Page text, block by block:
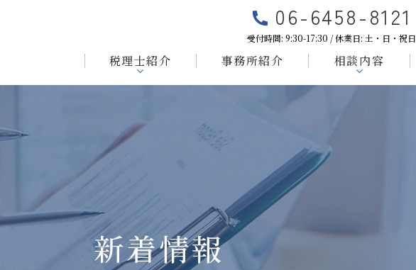
06-6458-8121
受付時間: 9:30-17:30 / 休業日: 土・日・祝日
税理士紹介 事務所紹介 相談内容
新着情報